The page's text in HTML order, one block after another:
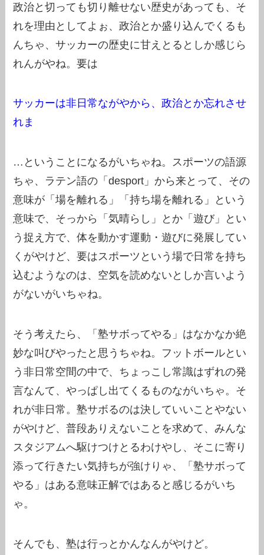
政治と切っても切り離せない歴史があっても、そ
れを理由としてよぉ、政治とか盛り込んでくるも
んちゃ、サッカーの歴史に甘えとるとしか感じら
れんがやね。要は
サッカーは非日常ながやから、政治とか忘れさせ
れま
…ということになるがいちゃね。スポーツの語源
ちゃ、ラテン語の「desport」から来とって、その
意味が「場を離れる」「持ち場を離れる」という
意味で、そっから「気晴らし」とか「遊び」とい
う捉え方で、体を動かす運動・遊びに発展してい
くがやけど、要はスポーツという場で日常を持ち
込むようなのは、空気を読めないとしか言いよう
がないがいちゃね。
そう考えたら、「塾サボってやる」はなかなか絶
妙な叫びやったと思うちゃね。フットボールとい
う非日常空間の中で、ちょっこし常識はずれの発
言なんて、やっぱし出てくるものながいちゃ。そ
れが非日常。塾サボるのは決していいことやない
がやけど、普段ありえないことを求めて、みんな
スタジアムへ駆けつけとるわけやし、そこに寄り
添って行きたい気持ちが強けりゃ、「塾サボって
やる」はある意味正解ではあると感じるがいち
ゃ。
そんでも、塾は行っとかんなんがやけど。